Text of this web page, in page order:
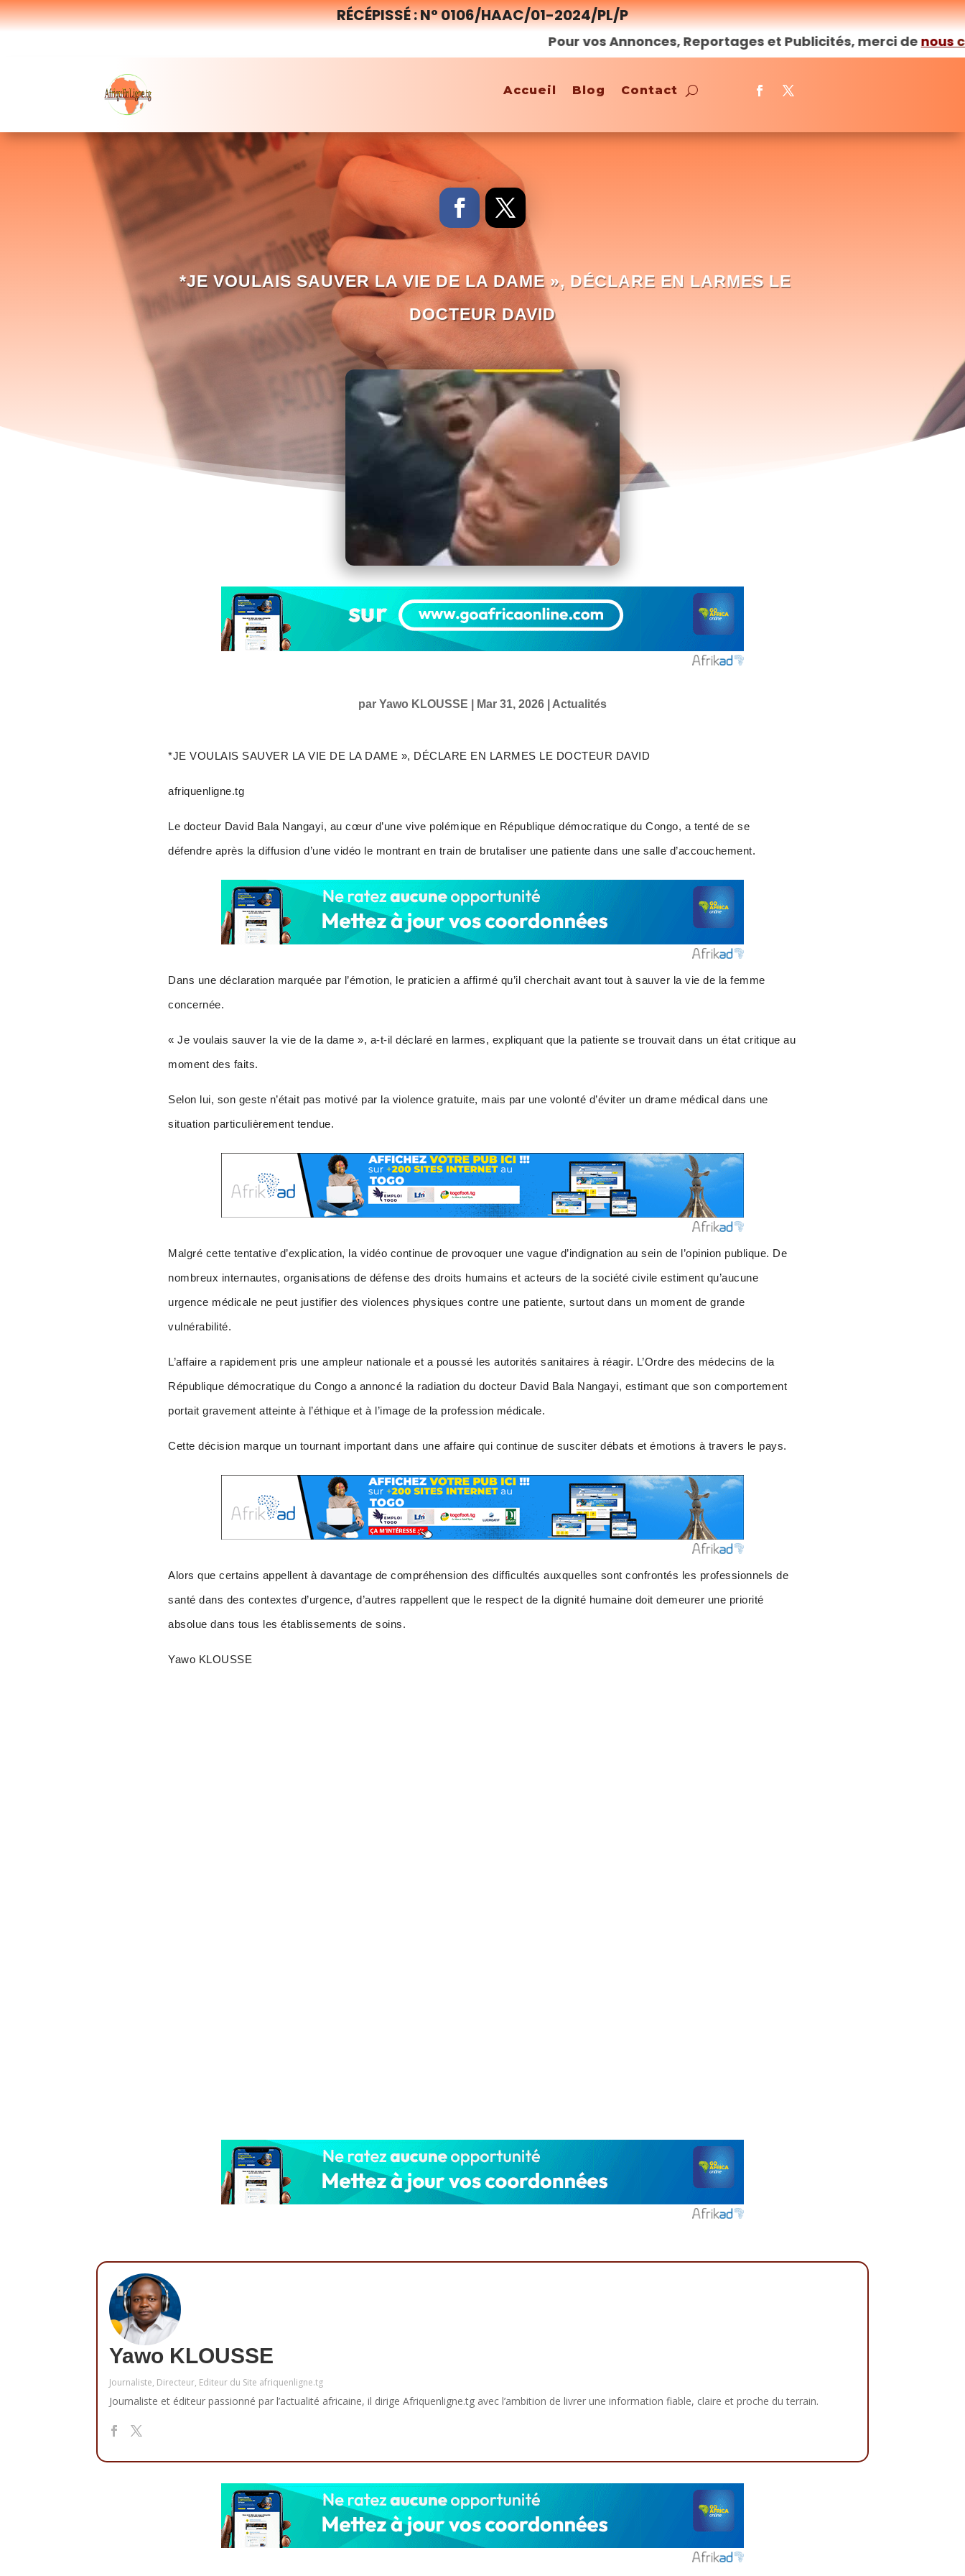
RÉCÉPISSÉ : N° 0106/HAAC/01-2024/PL/P
Pour vos Annonces, Reportages et Publicités, merci denous
Accueil Blog Contact
*JE VOULAIS SAUVER LA VIE DE LA DAME », DÉCLARE EN LARMES LE
DOCTEUR DAVID
par Yawo KLOUSSE Mar 31, 2026 Actualités
*JE VOULAIS SAUVER LA VIE DE LA DAME », DÉCLARE EN LARMES LE DOCTEUR DAVID
afriquenligne.tg
Le docteur David Bala Nangayi, au cœur d’une vive polémique en République démocratique du Congo, a tenté de se
défendre après la diffusion d’une vidéo le montrant en train de brutaliser une patiente dans une salle d’accouchement.
Dans une déclaration marquée par l’émotion, le praticien a affirmé qu’il cherchait avant tout à sauver la vie de la femme
concernée.
« Je voulais sauver la vie de la dame », a-t-il déclaré en larmes, expliquant que la patiente se trouvait dans un état critique au
moment des faits.
Selon lui, son geste n’était pas motivé par la violence gratuite, mais par une volonté d’éviter un drame médical dans une
situation particulièrement tendue.
Malgré cette tentative d’explication, la vidéo continue de provoquer une vague d’indignation au sein de l’opinion publique. De
nombreux internautes, organisations de défense des droits humains et acteurs de la société civile estiment qu’aucune
urgence médicale ne peut justifier des violences physiques contre une patiente, surtout dans un moment de grande
vulnérabilité.
L’affaire a rapidement pris une ampleur nationale et a poussé les autorités sanitaires à réagir. L’Ordre des médecins de la
République démocratique du Congo a annoncé la radiation du docteur David Bala Nangayi, estimant que son comportement
portait gravement atteinte à l’éthique et à l’image de la profession médicale.
Cette décision marque un tournant important dans une affaire qui continue de susciter débats et émotions à travers le pays.
Alors que certains appellent à davantage de compréhension des difficultés auxquelles sont confrontés les professionnels de
santé dans des contextes d’urgence, d’autres rappellent que le respect de la dignité humaine doit demeurer une priorité
absolue dans tous les établissements de soins.
Yawo KLOUSSE
Yawo KLOUSSE
Journaliste, Directeur, Editeur du Site afriquenligne.tg
Journaliste et éditeur passionné par l’actualité africaine, il dirige Afriquenligne.tg avec l’ambition de livrer une information fiable, claire et proche du terrain.